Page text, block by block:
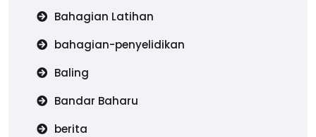
Bahagian Latihan
bahagian-penyelidikan
Baling
Bandar Baharu
berita